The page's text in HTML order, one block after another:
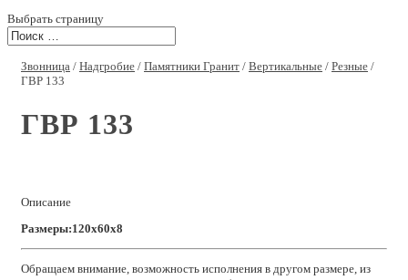
Выбрать страницу
Звонница / Надгробие / Памятники Гранит / Вертикальные / Резные /
ГВР 133
ГВР 133
Описание
Размеры:120x60x8
Обращаем внимание, возможность исполнения в другом размере, из